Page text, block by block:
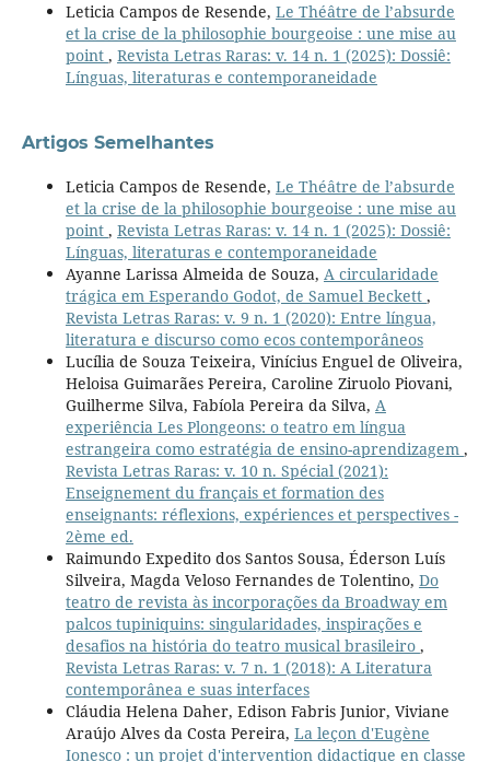
Leticia Campos de Resende, Le Théâtre de l’absurde
et la crise de la philosophie bourgeoise : une mise au
point , Revista Letras Raras: v. 14 n. 1 (2025): Dossiê:
Línguas, literaturas e contemporaneidade
Artigos Semelhantes
Leticia Campos de Resende, Le Théâtre de l’absurde
et la crise de la philosophie bourgeoise : une mise au
point , Revista Letras Raras: v. 14 n. 1 (2025): Dossiê:
Línguas, literaturas e contemporaneidade
Ayanne Larissa Almeida de Souza, A circularidade
trágica em Esperando Godot, de Samuel Beckett ,
Revista Letras Raras: v. 9 n. 1 (2020): Entre língua,
literatura e discurso como ecos contemporâneos
Lucília de Souza Teixeira, Vinícius Enguel de Oliveira,
Heloisa Guimarães Pereira, Caroline Ziruolo Piovani,
Guilherme Silva, Fabíola Pereira da Silva, A
experiência Les Plongeons: o teatro em língua
estrangeira como estratégia de ensino-aprendizagem ,
Revista Letras Raras: v. 10 n. Spécial (2021):
Enseignement du français et formation des
enseignants: réflexions, expériences et perspectives -
2ème ed.
Raimundo Expedito dos Santos Sousa, Éderson Luís
Silveira, Magda Veloso Fernandes de Tolentino, Do
teatro de revista às incorporações da Broadway em
palcos tupiniquins: singularidades, inspirações e
desafios na história do teatro musical brasileiro ,
Revista Letras Raras: v. 7 n. 1 (2018): A Literatura
contemporânea e suas interfaces
Cláudia Helena Daher, Edison Fabris Junior, Viviane
Araújo Alves da Costa Pereira, La leçon d'Eugène
Ionesco : un projet d'intervention didactique en classe